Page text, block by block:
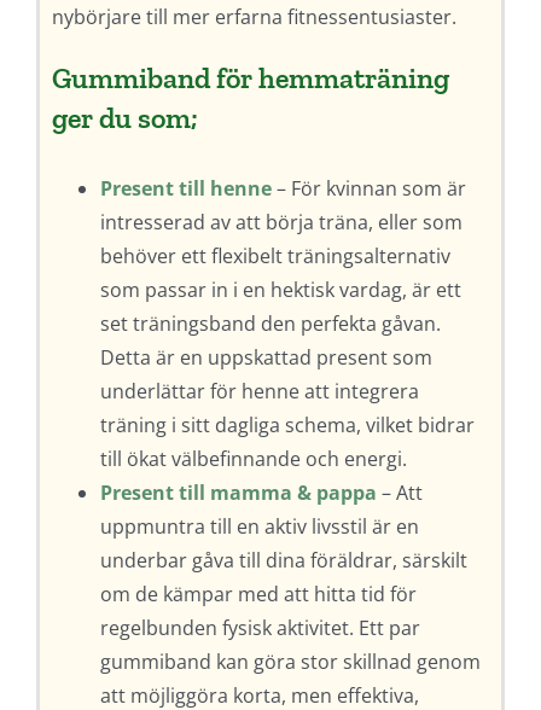
nybörjare till mer erfarna fitnessentusiaster.
Gummiband för hemmaträning
ger du som;
Present till henne– För kvinnan som är
intresserad av att börja träna, eller som
behöver ett flexibelt träningsalternativ
som passar in i en hektisk vardag, är ett
set träningsband den perfekta gåvan.
Detta är en uppskattad present som
underlättar för henne att integrera
träning i sitt dagliga schema, vilket bidrar
till ökat välbefinnande och energi.
Present till mamma & pappa – Att
uppmuntra till en aktiv livsstil är en
underbar gåva till dina föräldrar, särskilt
om de kämpar med att hitta tid för
regelbunden fysisk aktivitet. Ett par
gummiband kan göra stor skillnad genom
att möjliggöra korta, men effektiva,